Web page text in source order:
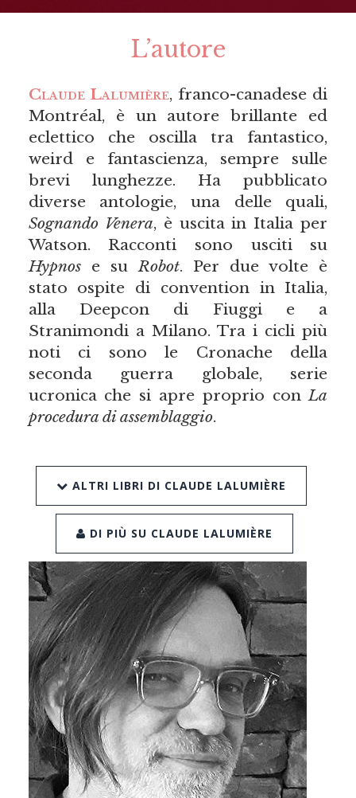
L’autore
Claude Lalumière, franco-canadese di
Montréal, è un autore brillante ed
eclettico che oscilla tra fantastico,
weird e fantascienza, sempre sulle
brevi lunghezze. Ha pubblicato
diverse antologie, una delle quali,
Sognando Venera, è uscita in Italia per
Watson. Racconti sono usciti su
Hypnose su Robot. Per due volte è
stato ospite di convention in Italia,
alla Deepcon di Fiuggi e a
Stranimondi a Milano. Tra i cicli più
noti ci sono le Cronache della
seconda guerra globale, serie
ucronica che si apre proprio con La
procedura di assemblaggio.
ALTRI LIBRI DI CLAUDE LALUMIÈRE
DI PIÙ SU CLAUDE LALUMIÈRE